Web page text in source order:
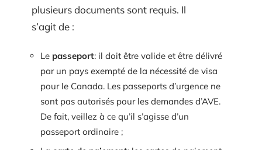
plusieurs documents sont requis. Il
s’agit de :
Le passeport: il doit être valide et être délivré
par un pays exempté de la nécessité de visa
pour le Canada. Les passeports d’urgence ne
sont pas autorisés pour les demandes d’AVE.
De fait, veillez à ce qu’il s’agisse d’un
passeport ordinaire ;